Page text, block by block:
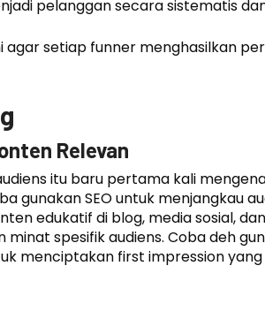
pelanggan secara sistematis
agar setiap funner menghasilkan
Relevan
itu baru pertama kali
gunakan SEO untuk menjangkau
edukatif di blog, media sosial,
spesifik audiens. Coba deh
menciptakan first impression yang